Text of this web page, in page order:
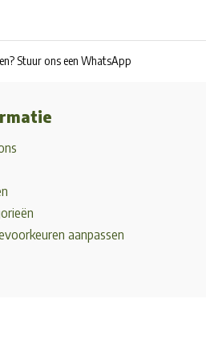
Stuur ons een WhatsApp
aanpassen